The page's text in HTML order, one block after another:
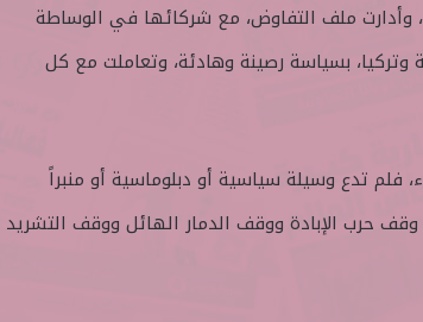
وأدارت ملف التفاوض، مع شركائها في الوساطة
وتركيا، بسياسة رصينة وهادئة، وتعاملت مع كل
فلم تدع وسيلة سياسية أو دبلوماسية أو منبراً
وقف حرب الإبادة ووقف الدمار الهائل ووقف التشريد